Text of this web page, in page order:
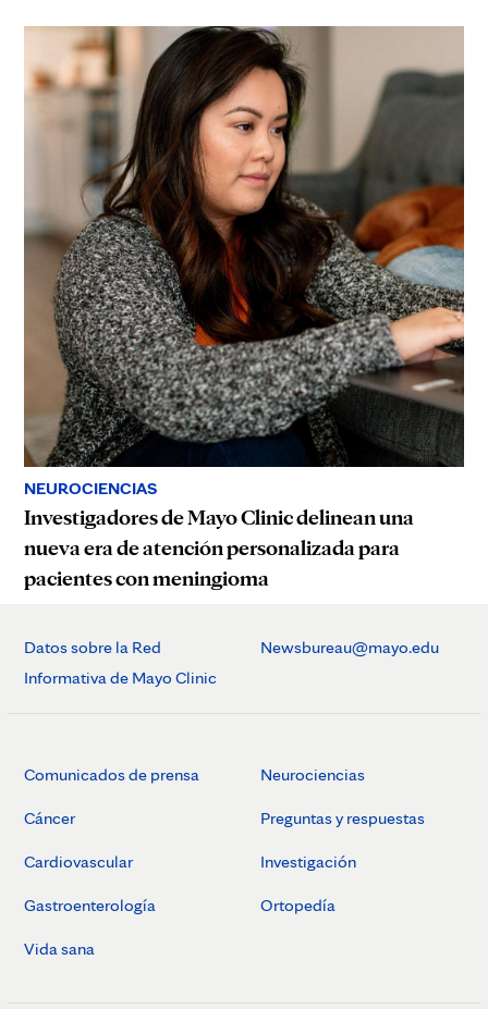
NEUROCIENCIAS
Investigadores de Mayo Clinic delinean una
nueva era de atención personalizada para
pacientes con meningioma
Datos sobre la Red
Informativa de Mayo Clinic
Newsbureau@mayo.edu
Comunicados de prensa
Cáncer
Cardiovascular
Gastroenterología
Vida sana
Neurociencias
Preguntas y respuestas
Investigación
Ortopedía